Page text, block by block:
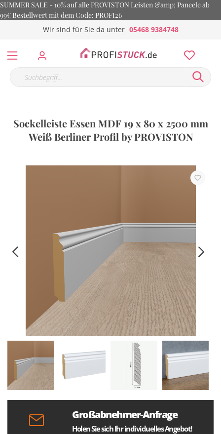
SUMMER SALE - 10% auf alle PROVISTON Leisten &amp; Paneele ab
99€ Bestellwert mit dem Code: PROFI26
Wir sind für Sie da unter 05468 9384748
Sockelleiste Essen MDF 19 x 80 x 2500 mm
Weiß Berliner Profil by PROVISTON
Großabnehmer-Anfrage
Holen Sie sich Ihr individuelles Angebot!